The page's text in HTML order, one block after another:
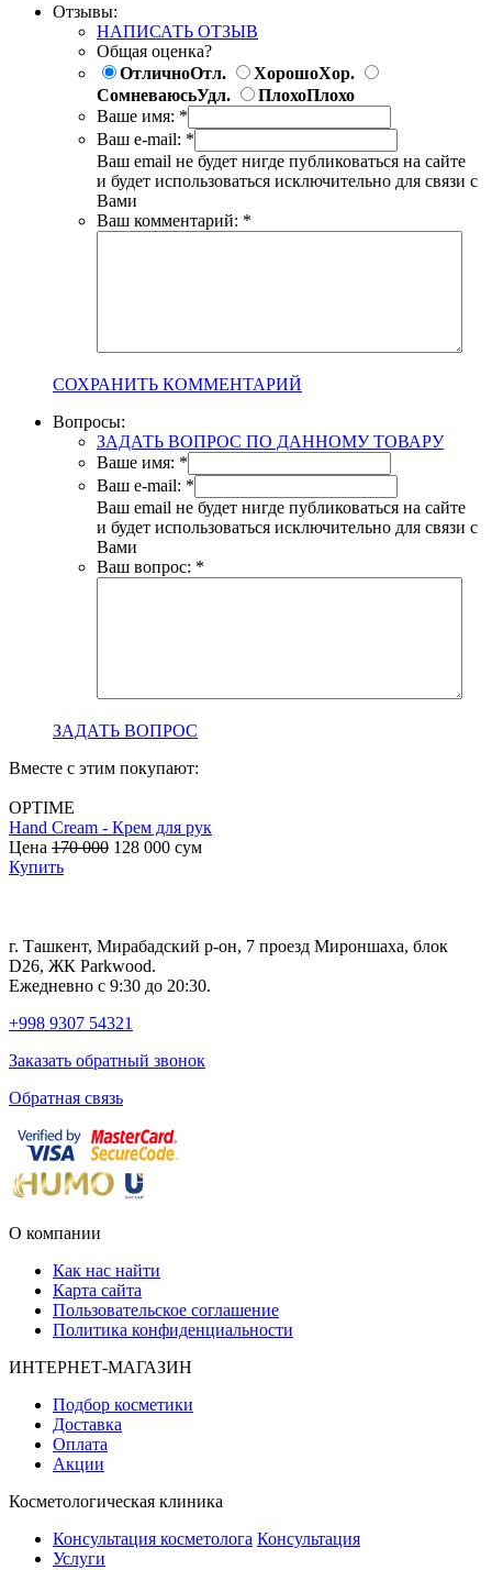
Отзывы:
НАПИСАТЬ ОТЗЫВ
Общая оценка?
ОтличноОтл. ХорошоХор.
СомневаюсьУдл. ПлохоПлохо
Ваше имя: *
Ваш e-mail: *
Ваш email не будет нигде публиковаться на сайте
и будет использоваться исключительно для связи с
Вами
Ваш комментарий: *
СОХРАНИТЬ КОММЕНТАРИЙ
Вопросы:
ЗАДАТЬ ВОПРОС ПО ДАННОМУ ТОВАРУ
Ваше имя: *
Ваш e-mail: *
Ваш email не будет нигде публиковаться на сайте
и будет использоваться исключительно для связи с
Вами
Ваш вопрос: *
ЗАДАТЬ ВОПРОС
Вместе с этим покупают:
OPTIME
Hand Cream - Крем для рук
Цена 170 000 128 000 сум
Купить
г. Ташкент, Мирабадский р-он, 7 проезд Мироншаха, блок
D26, ЖК Раrkwood.
Ежедневно с 9:30 до 20:30.
+998 9307 54321
Заказать обратный звонок
Обратная связь
О компании
Как нас найти
Карта сайта
Пользовательское соглашение
Политика конфиденциальности
ИНТЕРНЕТ-МАГАЗИН
Подбор косметики
Доставка
Оплата
Акции
Косметологическая клиника
Консультация косметолога Консультация
Услуги